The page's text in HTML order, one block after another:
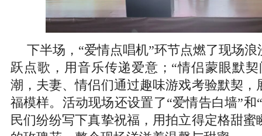
下半场，“爱情点唱机”环节点燃了现场
跃点歌，用音乐传递爱意；“情侣蒙眼默
潮，夫妻、情侣们通过趣味游戏考验默契，
福模样。活动现场还设置了“爱情告白墙”和
民们纷纷写下真挚祝福，用拍立得定格甜